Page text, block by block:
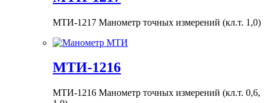
МТИ-1217 Манометр точных измерений (кл.т. 1,0)
МТИ-1216
МТИ-1216 Манометр точных измерений (кл.т. 0,6,